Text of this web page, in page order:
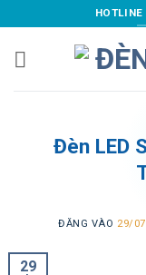
qua
nội
Đèn LED
ĐĂNG VÀO 29/
29